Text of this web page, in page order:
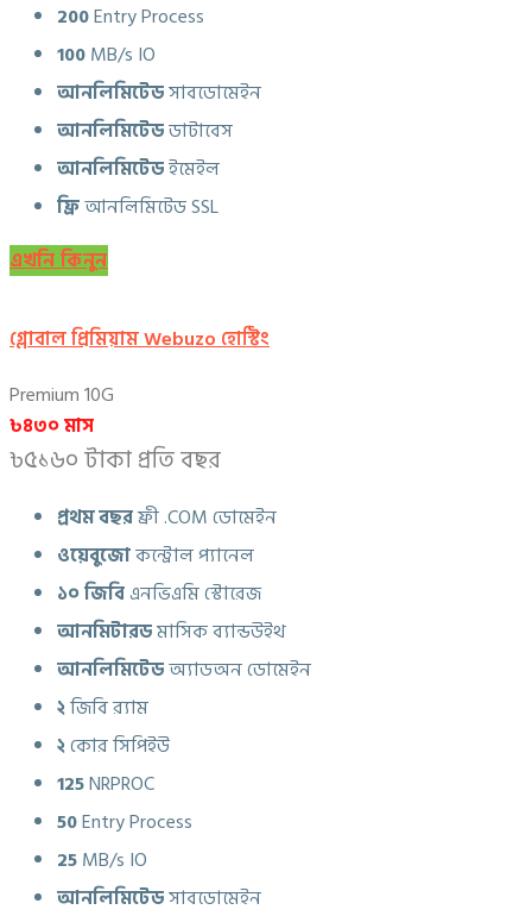
200Entry Process
100MB/s IO
আনলিমিটেডসাবডোমেইন
আনলিমিটেডডাটাবেস
আনলিমিটেডইমেইল
ফ্রিআনলিমিটেড SSL
এখনি কিনুন
গ্লোবাল প্রিমিয়াম Webuzo হোস্টিং
Premium 10G
৳৪৩০ মাস
৳৫১৬০ টাকা প্রতি বছর
প্রথম বছরফ্রী .COM ডোমেইন
ওয়েবুজোকন্ট্রোল প্যানেল
১০ জিবিএনভিএমি স্টোরেজ
আনমিটারডমাসিক ব্যান্ডউইথ
আনলিমিটেডঅ্যাডঅন ডোমেইন
২জিবি র‍্যাম
২কোর সিপিইউ
125NRPROC
50Entry Process
25MB/s IO
আনলিমিটেডসাবডোমেইন